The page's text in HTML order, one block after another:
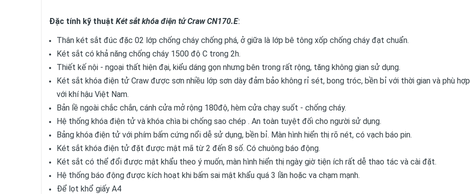
Đặc tính kỹ thuật Két sắt khóa điện tử Craw CN170.E:
Thân két sắt đúc đặc 02 lớp chống cháy chống phá, ở giữa là lớp bê tông xốp chống cháy đạt chuẩn.
Két sắt có khả năng chống cháy 1500 độ C trong 2h.
Thiết kế nội - ngoại thất hiện đại, kiểu dáng gọn nhưng bên trong rất rộng, tăng không gian sử dụng.
Két sắt khóa điện tử Craw được sơn nhiều lớp sơn dày đảm bảo không rỉ sét, bong tróc, bền bỉ với thời gian và phù hợp
với khí hậu Việt Nam.
Bản lề ngoài chắc chắn, cánh cửa mở rộng 180độ, hèm cửa chạy suốt - chống cháy.
Hệ thống khóa điện tử và khóa chìa bi chống sao chép . An toàn tuyệt đối cho người sử dụng.
Bảng khóa điện tử với phím bấm cứng nổi dễ sử dụng, bền bỉ. Màn hình hiển thị rõ nét, có vạch báo pin.
Két sắt khóa điện tử đặt được mật mã từ 2 đến 8 số. Có chuông báo động.
Két sắt có thể đổi được mật khẩu theo ý muốn, màn hình hiển thị ngày giờ tiện ích rất dễ thao tác và cài đặt.
Hệ thống báo động được kích hoạt khi bấm sai mật khẩu quá 3 lần hoặc va chạm mạnh.
Để lọt khổ giấy A4